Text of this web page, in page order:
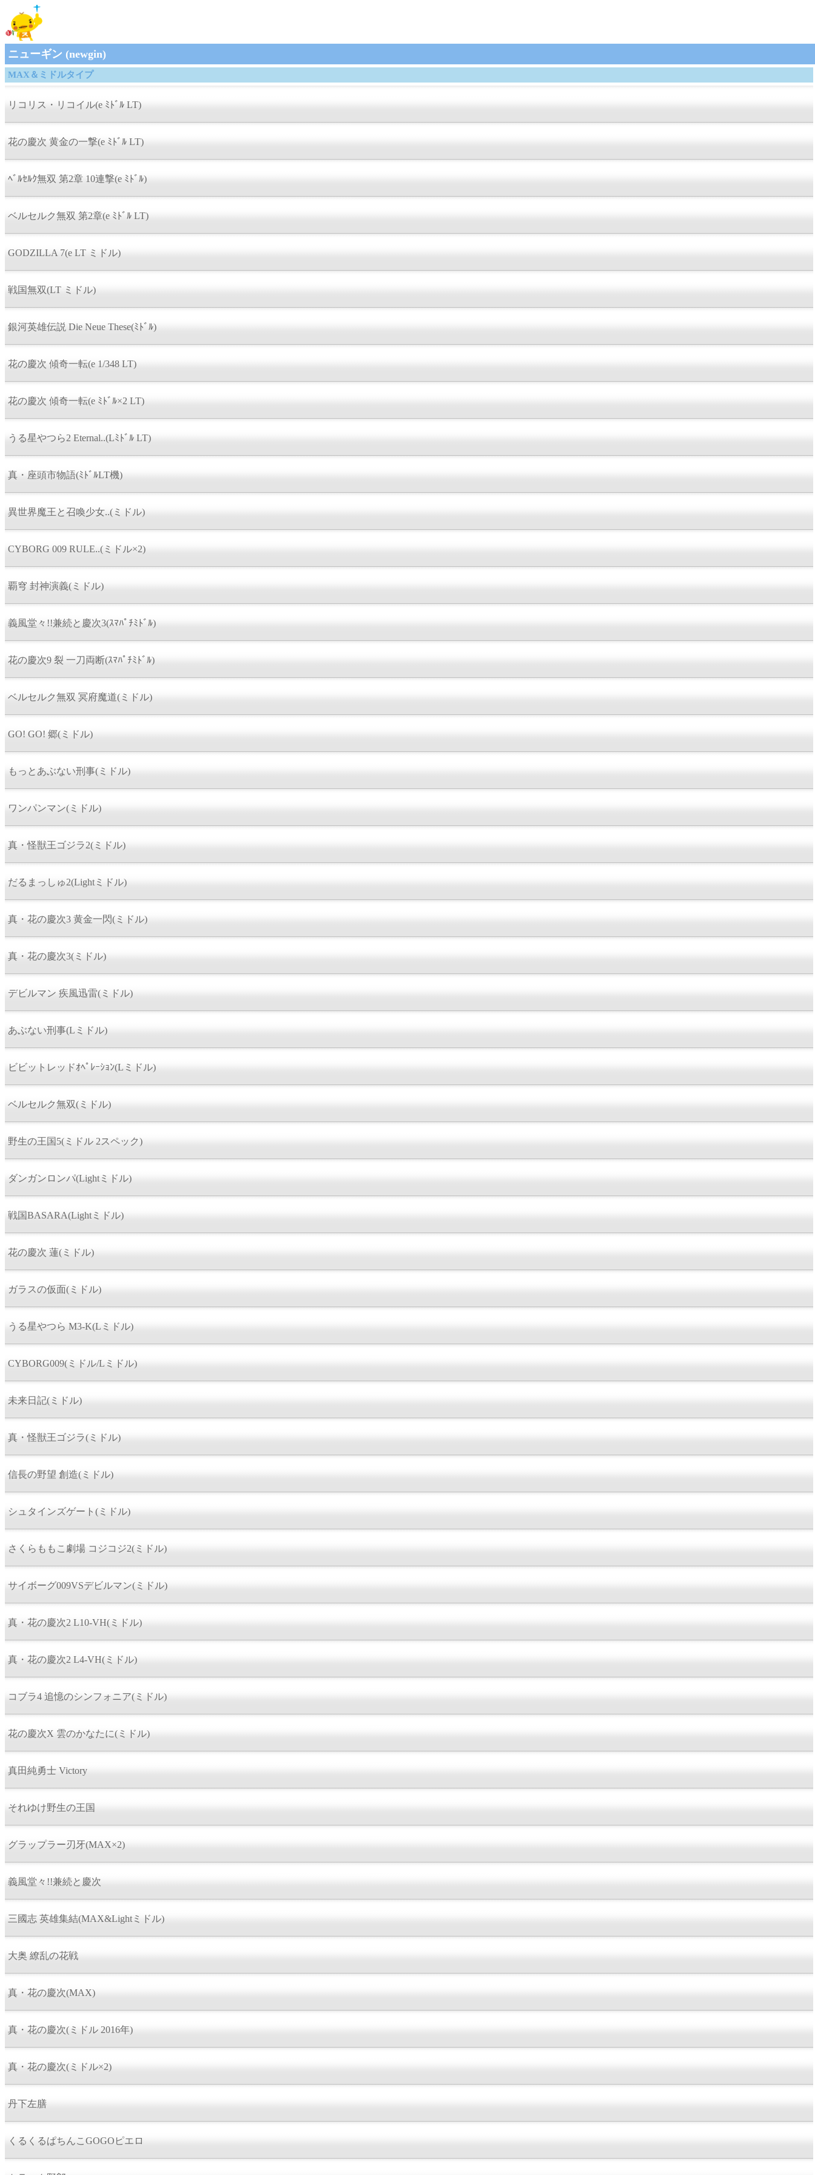
ニューギン (newgin)
MAX＆ミドルタイプ
リコリス・リコイル(e ﾐﾄﾞﾙ LT)
花の慶次 黄金の一撃(e ﾐﾄﾞﾙ LT)
ﾍﾞﾙｾﾙｸ無双 第2章 10連撃(e ﾐﾄﾞﾙ)
ベルセルク無双 第2章(e ﾐﾄﾞﾙ LT)
GODZILLA 7(e LT ミドル)
戦国無双(LT ミドル)
銀河英雄伝説 Die Neue These(ﾐﾄﾞﾙ)
花の慶次 傾奇一転(e 1/348 LT)
花の慶次 傾奇一転(e ﾐﾄﾞﾙ×2 LT)
うる星やつら2 Eternal..(Lﾐﾄﾞﾙ LT)
真・座頭市物語(ﾐﾄﾞﾙLT機)
異世界魔王と召喚少女..(ミドル)
CYBORG 009 RULE..(ミドル×2)
覇穹 封神演義(ミドル)
義風堂々!!兼続と慶次3(ｽﾏﾊﾟﾁﾐﾄﾞﾙ)
花の慶次9 裂 一刀両断(ｽﾏﾊﾟﾁﾐﾄﾞﾙ)
ベルセルク無双 冥府魔道(ミドル)
GO! GO! 郷(ミドル)
もっとあぶない刑事(ミドル)
ワンパンマン(ミドル)
真・怪獣王ゴジラ2(ミドル)
だるまっしゅ2(Lightミドル)
真・花の慶次3 黄金一閃(ミドル)
真・花の慶次3(ミドル)
デビルマン 疾風迅雷(ミドル)
あぶない刑事(Lミドル)
ビビットレッドｵﾍﾟﾚｰｼｮﾝ(Lミドル)
ベルセルク無双(ミドル)
野生の王国5(ミドル 2スペック)
ダンガンロンパ(Lightミドル)
戦国BASARA(Lightミドル)
花の慶次 蓮(ミドル)
ガラスの仮面(ミドル)
うる星やつら M3-K(Lミドル)
CYBORG009(ミドル/Lミドル)
未来日記(ミドル)
真・怪獣王ゴジラ(ミドル)
信長の野望 創造(ミドル)
シュタインズゲート(ミドル)
さくらももこ劇場 コジコジ2(ミドル)
サイボーグ009VSデビルマン(ミドル)
真・花の慶次2 L10-VH(ミドル)
真・花の慶次2 L4-VH(ミドル)
コブラ4 追憶のシンフォニア(ミドル)
花の慶次X 雲のかなたに(ミドル)
真田純勇士 Victory
それゆけ野生の王国
グラップラー刃牙(MAX×2)
義風堂々!!兼続と慶次
三國志 英雄集結(MAX&Lightミドル)
大奥 繚乱の花戦
真・花の慶次(MAX)
真・花の慶次(ミドル 2016年)
真・花の慶次(ミドル×2)
丹下左膳
くるくるぱちんこGOGOピエロ